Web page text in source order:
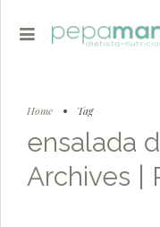
Home Tag
ensalada
Archives |